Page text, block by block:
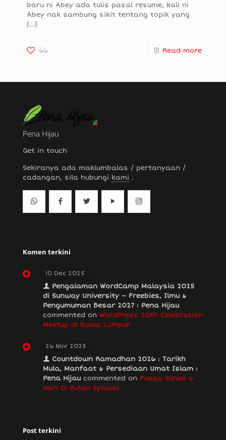
baru ni Abey ada tulis pasal resume, kali ni
Abey nak sambung sikit tentang topik yang
[…]
66 Read more
Pena Hijau
Get in touch
Sekiranya ada maklumbalas / pertanyaan /
cadangan, sila hubungi kami .
Komen terkini
10 Dec 2025
Pengalaman WordCamp Malaysia 2025
di Sunway University – Freebies, Ilmu &
Pengumuman Besar 2027 : Pena Hijau
commented on WordPress 20th Celebration
Meetup di Kuala Lumpur
26 Nov 2025
Countdown Ramadhan 2026 : Tarikh
Mula, Manfaat & Persediaan Umat Islam :
Pena Hijau commented on Puasa Sunat 6
Hari Di Bulan Syawal
Post terkini